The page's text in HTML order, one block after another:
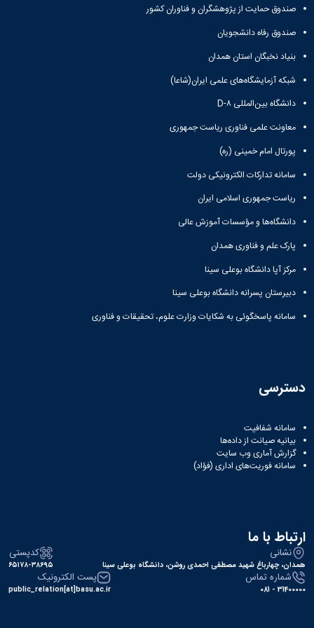
پژوهشی
معاونت
تکمیلی
کمیته
منتخب
هیات
ممیزی
کمیته
ترفیع
فرهنگی
دانشکده
آئین
نامه
سمینارها
و
پایان
نامه
آیین‌نامه‌های
معاونت
گروه
صنایع
گروه
کامپیوتر
نشریات
پژوهش
های
صنایع
در
سیستم
تولید
of
Stress
Analysis
دفتر
ارتباط
صنعت
کارآموزی
مراکز
شرکت
های
بنیان
آئین
نامه ها
نامه
های
پژوهشی
فرم
های
مهندسی
مکانیک
مهندسی
کامپیوتر
صندوق حمایت از پژوهشگران و فناوران کشور
صندوق رفاه دانشجویان
بنیاد نخبگان استان همدان
شبکه آزمایشگاه‌های علمی ایران(شاعا)
دانشگاه بین‌المللی D-۸
معاونت علمی فناوری ریاست جمهوری
پورتال امام خمینی (ره)
سامانه تدارکات الکترونیکی دولت
ریاست جمهوری اسلامی ایران
دانشگاه‌ها و مؤسسات آموزش عالی
پارک علم و فناوری همدان
مرکز آپا دانشگاه بوعلی سینا
دبیرستان پسرانه دانشگاه بوعلی سینا
سامانه پاسخگوئی به شکایات وزارت علوم، تحقیقات و فناوری
دسترسی
سامانه شفافیت
بیانیه صیانت از داده‌ها
گزارش آماری وب‌ سایت
سامانه فوریت‌های اداری (فؤاد)
ارتباط با ما
نشانی
همدان، چهارباغ شهید مصطفی احمدی روشن، دانشگاه بوعلی سینا
کدپستی
۶۵۱۷۸-۳۸۶۹۵
شماره تماس
31400000 - 081
پست الکترونیک
public_relation[at]basu.ac.ir